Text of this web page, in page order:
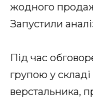
жодного
Запустили
Під час
групою у
верстальника,